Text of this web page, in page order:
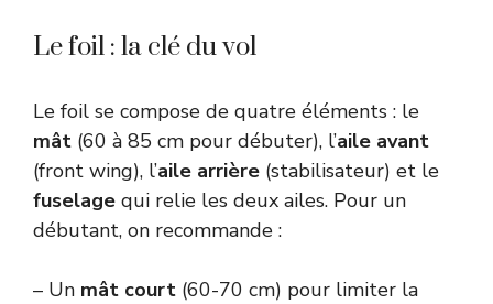
Le foil : la clé du vol
Le foil se compose de quatre éléments : le
mât (60 à 85 cm pour débuter), l’aile avant
(front wing), l’aile arrière (stabilisateur) et le
fuselage qui relie les deux ailes. Pour un
débutant, on recommande :
– Un mât court (60-70 cm) pour limiter la